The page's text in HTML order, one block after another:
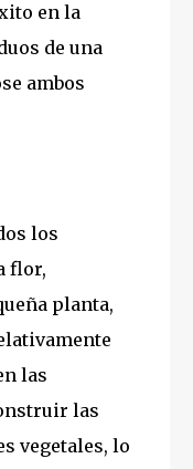
en la
de una
ambos
los
flor,
planta,
las
las
vegetales, lo